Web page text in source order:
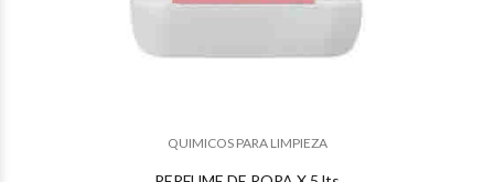
QUIMICOS PARA LIMPIEZA